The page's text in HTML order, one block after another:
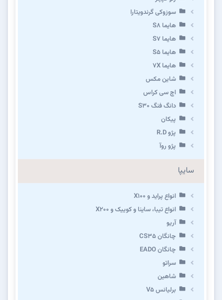
سوزوکی گرندویتارا
هایما S8
هایما S7
هایما S5
هایما 7X
شاین مکس
اچ سی کراس
دانگ فنگ S30
پیکان
پژو R.D
پژو روآ
سایپا
انواع پراید و X100
انواع تیبا، ساینا و کوییک و X200
آریو
چانگان CS35
چانگان EADO
سراتو
شاهین
برلیانس V5